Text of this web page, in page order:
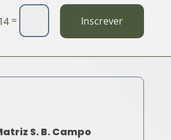
= Inscrever
S. B. Campo